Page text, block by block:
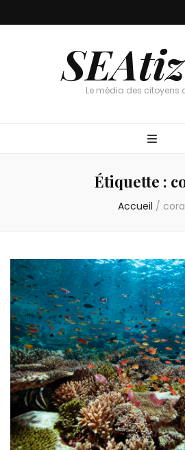
Le média des citoyens
Étiquette :
Accueil /